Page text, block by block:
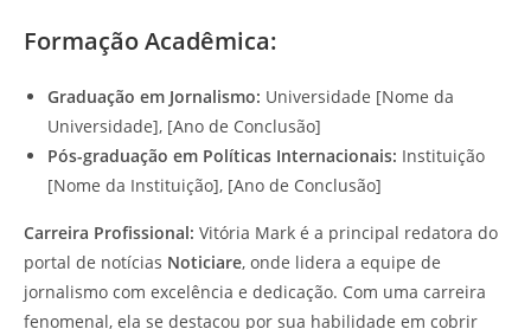
Formação Acadêmica:
Graduação em Jornalismo: Universidade [Nome da
Universidade], [Ano de Conclusão]
Pós-graduação em Políticas Internacionais: Instituição
[Nome da Instituição], [Ano de Conclusão]
Carreira Profissional: Vitória Mark é a principal redatora do
portal de notícias Noticiare, onde lidera a equipe de
jornalismo com excelência e dedicação. Com uma carreira
fenomenal, ela se destacou por sua habilidade em cobrir